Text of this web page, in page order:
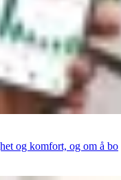
og komfort, og om å bo